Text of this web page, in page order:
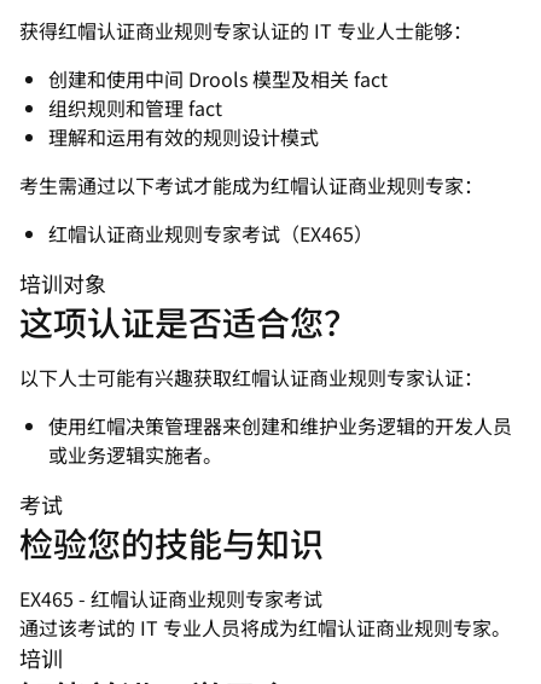
获得红帽认证商业规则专家认证的 IT 专业人士能够：
创建和使用中间 Drools 模型及相关 fact
组织规则和管理 fact
理解和运用有效的规则设计模式
考生需通过以下考试才能成为红帽认证商业规则专家：
红帽认证商业规则专家考试（EX465）
培训对象
这项认证是否适合您？
以下人士可能有兴趣获取红帽认证商业规则专家认证：
使用红帽决策管理器来创建和维护业务逻辑的开发人员
或业务逻辑实施者。
考试
检验您的技能与知识
EX465 - 红帽认证商业规则专家考试
通过该考试的 IT 专业人员将成为红帽认证商业规则专家。
培训